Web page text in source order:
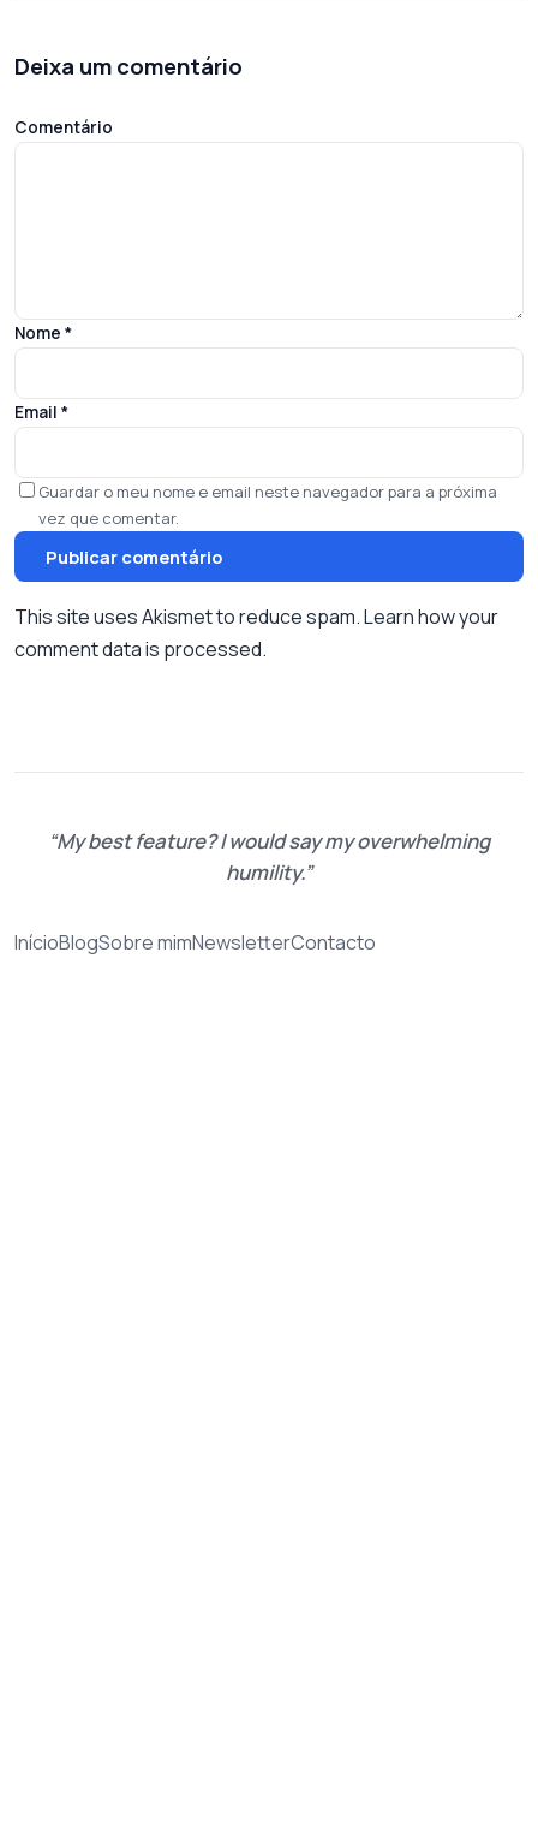
Deixa um comentário
Comentário
Nome *
Email *
Guardar o meu nome e email neste navegador para a próxima
vez que comentar.
This site uses Akismet to reduce spam.Learn how your
comment data is processed.
My best feature? I would say my overwhelming
humility.
InícioBlogSobre mimNewsletterContacto